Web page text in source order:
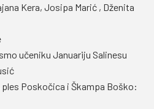
Kera, Josipa Marić , Dženita
učeniku Januariju Salinesu
Poskočica i Škampa Boško: